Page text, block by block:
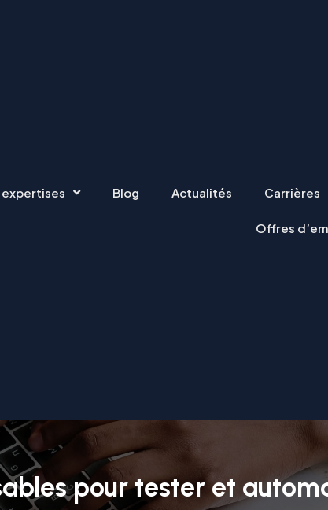
expertises Blog Actualités Carrières
Offres
pour tester et